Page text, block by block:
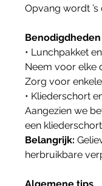
Opvang wordt
Benodigdheden
• Lunchpakket
Neem voor elke
Zorg voor
• Kliederschort
Aangezien we
een
Belangrijk:
herbruikbare